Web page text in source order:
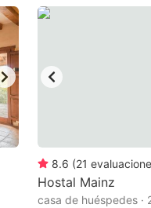
8.6 (21
Hostal Mainz
casa de huéspedes ·